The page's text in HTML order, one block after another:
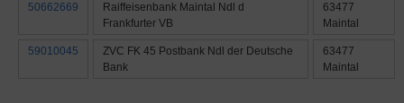
50662669
Raiffeisenbank Maintal Ndl d
Frankfurter VB
63477
Maintal
59010045
ZVC FK 45 Postbank Ndl der Deutsche
Bank
63477
Maintal